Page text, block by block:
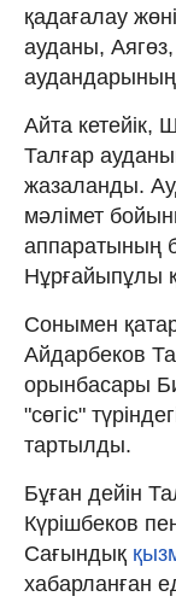
қадағалау
ауданы,
Айта кетейік,
Талғар
жазаланды.
мәлімет
аппаратының
Нұрғайыпұлы
Сонымен
Айдарбеков
орынбасары
"сөгіс"
тартылды.
Бұған дейін
Күрішбеков
Сағындық
хабарланған